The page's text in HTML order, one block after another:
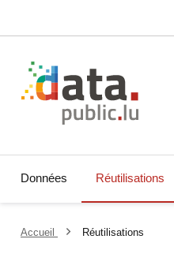
Données Réutilisations
Accueil Réutilisations